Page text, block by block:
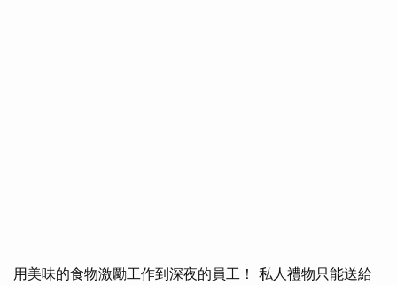
用美味的食物激勵工作到深夜的員工！ 私人禮物只能送給